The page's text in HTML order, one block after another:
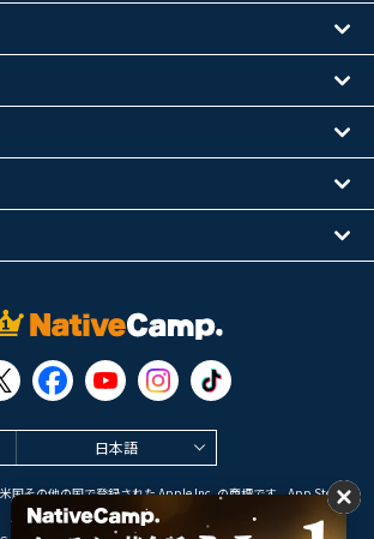
日本語
国その他の国で登録された Apple Inc. の商標です。App Store は
Apple Inc. のサービスマークです。